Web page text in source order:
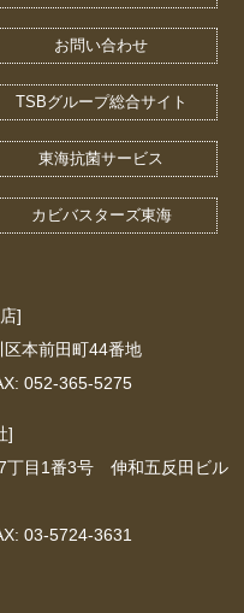
お問い合わせ
TSBグループ総合サイト
東海抗菌サービス
カビバスターズ東海
]
本前田町44番地
052-365-5275
]
丁目1番3号 伸和五反田ビル
03-5724-3631